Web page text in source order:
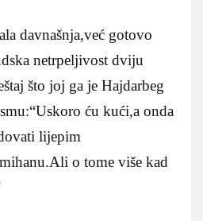
davnašnja,već gotovo
netrpeljivost dviju
što joj ga je Hajdarbeg
ću kući,a onda
lijepim
o tome više kad